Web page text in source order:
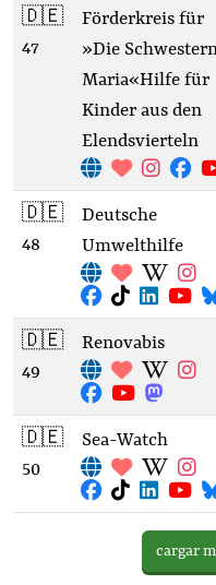
🇩🇪
47
Förderkreis für
»Die
Maria« Hilfe für
Kinder aus den
Elendsvierteln
🇩🇪
48
Deutsche
Umwelthilfe
🇩🇪
49
Renovabis
🇩🇪
50
Sea-Watch
cargar